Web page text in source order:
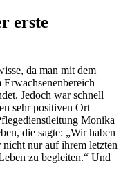
erste
da man mit dem
Jedoch war schnell
sehr positiven Ort
Monika
die sagte: „Wir haben
nur auf ihrem letzten
zu begleiten.“ Und